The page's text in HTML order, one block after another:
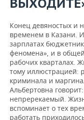
Конец девяностых и
временем в Казани.
зарплатах
феномена», и в
рабочих кварталах.
тому иллюстрацией:
криминала и
Альбертовна
непререкаемый.
вспоминает о тех
работать